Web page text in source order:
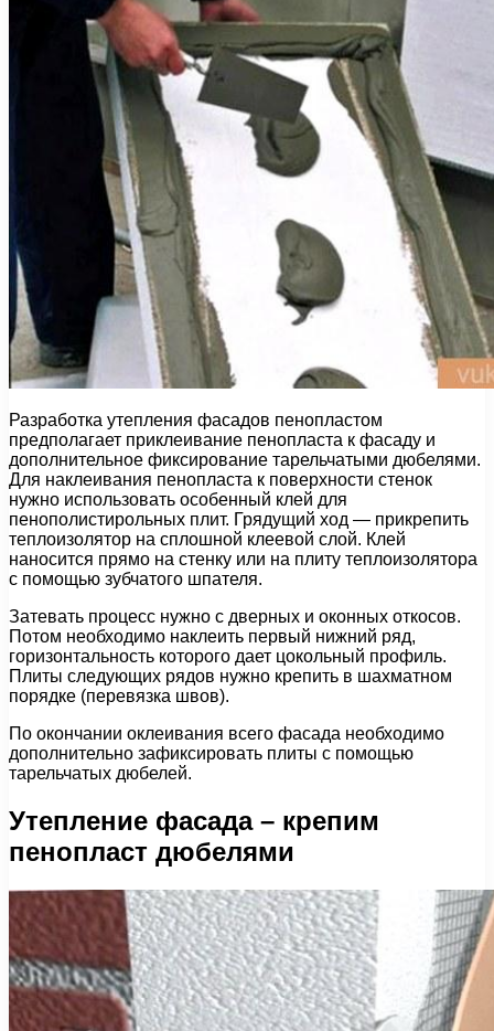
Разработка утепления фасадов пенопластом
предполагает приклеивание пенопласта к фасаду и
дополнительное фиксирование тарельчатыми дюбелями.
Для наклеивания пенопласта к поверхности стенок
нужно использовать особенный клей для
пенополистирольных плит. Грядущий ход — прикрепить
теплоизолятор на сплошной клеевой слой. Клей
наносится прямо на стенку или на плиту теплоизолятора
с помощью зубчатого шпателя.
Затевать процесс нужно с дверных и оконных откосов.
Потом необходимо наклеить первый нижний ряд,
горизонтальность которого дает цокольный профиль.
Плиты следующих рядов нужно крепить в шахматном
порядке (перевязка швов).
По окончании оклеивания всего фасада необходимо
дополнительно зафиксировать плиты с помощью
тарельчатых дюбелей.
Утепление фасада – крепим
пенопласт дюбелями